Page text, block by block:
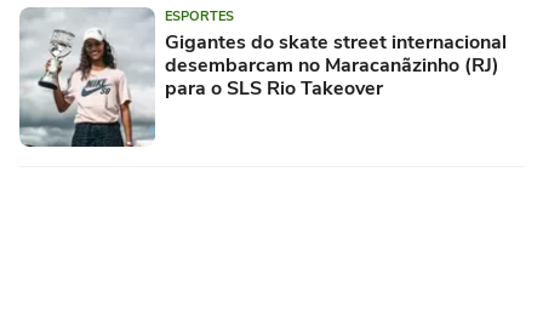
ESPORTES
Gigantes do skate street internacional
desembarcam no Maracanãzinho (RJ)
para o SLS Rio Takeover